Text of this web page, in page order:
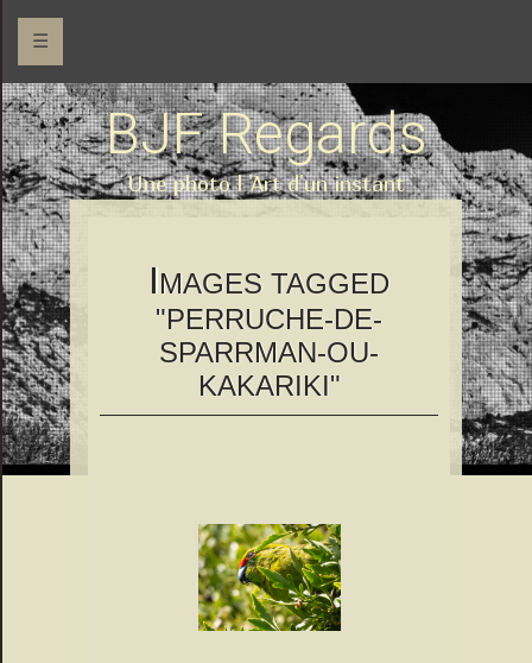
☰
BJF Regards
Une photo l 'Art d'un instant
IMAGES TAGGED
"PERRUCHE-DE-
SPARRMAN-OU-
KAKARIKI"